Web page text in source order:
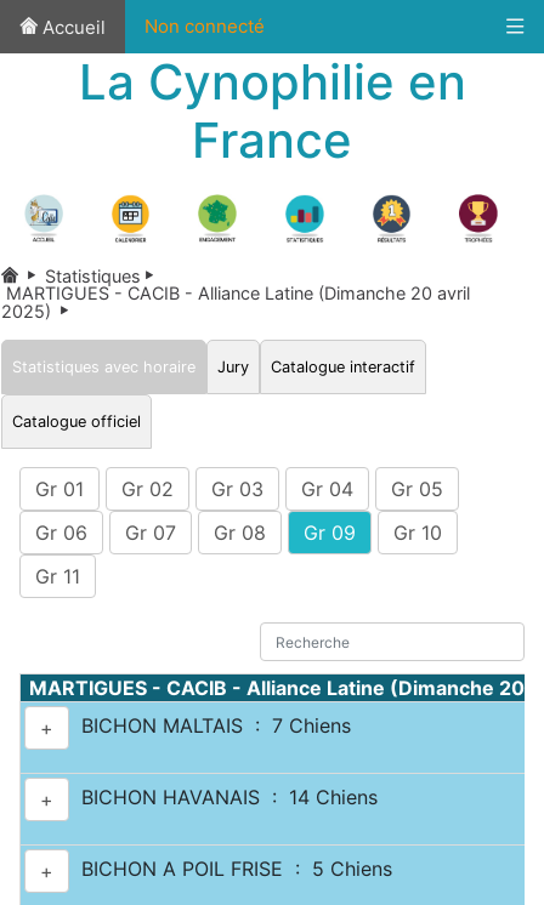
Accueil Non connecté
La Cynophilie en
France
Statistiques
MARTIGUES - CACIB - Alliance Latine (Dimanche 20 avril
2025)
Statistiques avec horaire Jury Catalogue interactif
Catalogue officiel
Gr 01 Gr 02 Gr 03 Gr 04
Gr 05
Gr 06
Gr 07 Gr 08 Gr 09
Gr 10
Gr 11
MARTIGUES - CACIB - Alliance Latine (Dimanche
+
BICHON MALTAIS : 7 Chiens
+ BICHON HAVANAIS : 14 Chiens
+ BICHON A POIL FRISE : 5 Chiens